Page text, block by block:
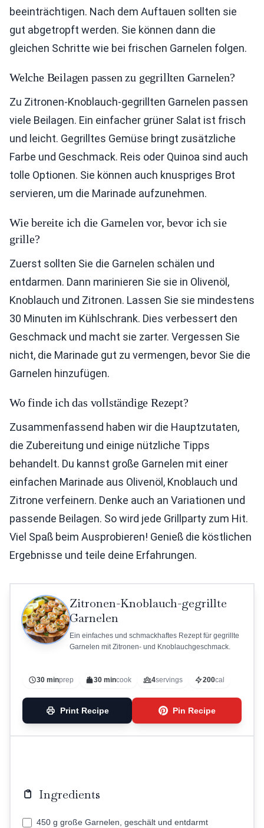
beeinträchtigen. Nach dem Auftauen sollten sie
gut abgetropft werden. Sie können dann die
gleichen Schritte wie bei frischen Garnelen folgen.
Welche Beilagen passen zu gegrillten Garnelen?
Zu Zitronen-Knoblauch-gegrillten Garnelen passen
viele Beilagen. Ein einfacher grüner Salat ist frisch
und leicht. Gegrilltes Gemüse bringt zusätzliche
Farbe und Geschmack. Reis oder Quinoa sind auch
tolle Optionen. Sie können auch knuspriges Brot
servieren, um die Marinade aufzunehmen.
Wie bereite ich die Garnelen vor, bevor ich sie
grille?
Zuerst sollten Sie die Garnelen schälen und
entdarmen. Dann marinieren Sie sie in Olivenöl,
Knoblauch und Zitronen. Lassen Sie sie mindestens
30 Minuten im Kühlschrank. Dies verbessert den
Geschmack und macht sie zarter. Vergessen Sie
nicht, die Marinade gut zu vermengen, bevor Sie die
Garnelen hinzufügen.
Wo finde ich das vollständige Rezept?
Zusammenfassend haben wir die Hauptzutaten,
die Zubereitung und einige nützliche Tipps
behandelt. Du kannst große Garnelen mit einer
einfachen Marinade aus Olivenöl, Knoblauch und
Zitrone verfeinern. Denke auch an Variationen und
passende Beilagen. So wird jede Grillparty zum Hit.
Viel Spaß beim Ausprobieren! Genieß die köstlichen
Ergebnisse und teile deine Erfahrungen.
Zitronen-Knoblauch-gegrillte
Garnelen
Ein einfaches und schmackhaftes Rezept für gegrillte
Garnelen mit Zitronen- und Knoblauchgeschmack.
30 minprep 30 mincook 4servings 200cal
Print Recipe Pin Recipe
Ingredients
450 g große Garnelen, geschält und entdarmt